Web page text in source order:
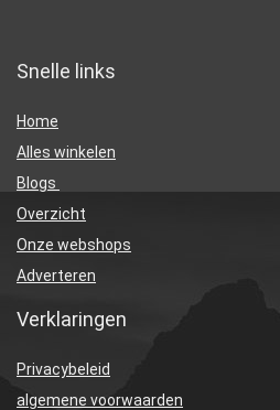
Snelle links
Home
Alles winkelen
Blogs
Overzicht
Onze webshops
Adverteren
Verklaringen
Privacybeleid
algemene voorwaarden